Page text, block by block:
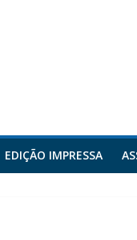
EDIÇÃO IMPRESSA